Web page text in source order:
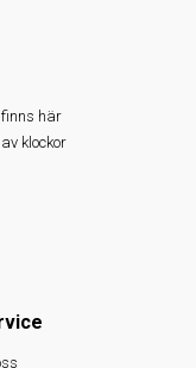
finns här
klockor